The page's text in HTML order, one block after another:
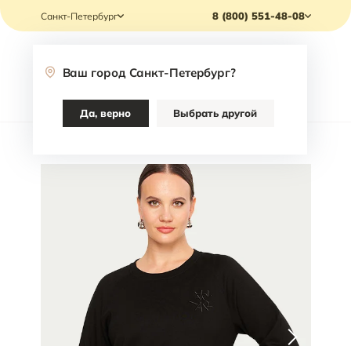
Санкт-Петербург
Ваш город Санкт-Петербург?
Да, верно Выбрать другой
8 (800) 551-48-08
Каталог